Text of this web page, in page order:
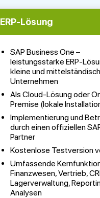
ERP-Lösung
SAP Business One –
leistungsstarke ERP-
kleine und
Unternehmen
Als Cloud-Lösung oder
Premise (lokale
Implementierung und
durch einen offiziellen
Partner
Kostenlose Testversion
Umfassende
Finanzwesen, Vertrieb,
Lagerverwaltung,
Analysen